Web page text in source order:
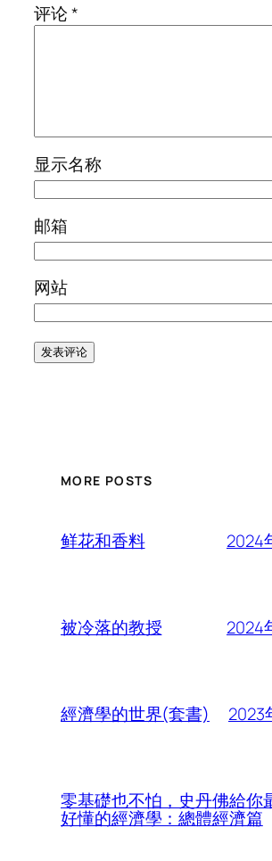
评论*
显示名称
邮箱
网站
MORE POSTS
鲜花和香料 2024
被冷落的教授 2024
經濟學的世界(套書) 2023
零基礎也不怕，史丹佛給你
好懂的經濟學：總體經濟篇